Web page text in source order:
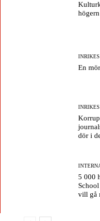
INRIKES
En
INRIKES
dör i
5 000
vill gå